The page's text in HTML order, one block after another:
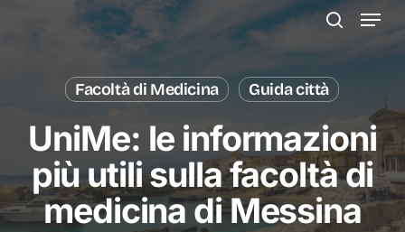
Menu
Facoltà di Medicina Guida città
UniMe: le informazioni
più utili sulla facoltà di
medicina di Messina